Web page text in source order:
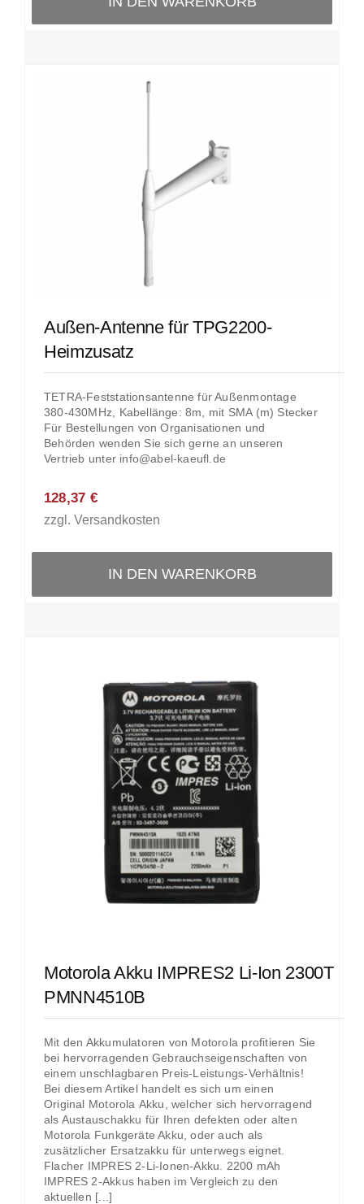
Außen-Antenne für TPG2200-
Heimzusatz
TETRA-Feststationsantenne für Außenmontage
380-430MHz, Kabellänge: 8m, mit SMA (m) Stecker
Für Bestellungen von Organisationen und
Behörden wenden Sie sich gerne an unseren
Vertrieb unter info@abel-kaeufl.de
128,37 €
zzgl. Versandkosten
IN DEN WARENKORB
Motorola Akku IMPRES2 Li-Ion 2300T
PMNN4510B
Mit den Akkumulatoren von Motorola profitieren Sie
bei hervorragenden Gebrauchseigenschaften von
einem unschlagbaren Preis-Leistungs-Verhältnis!
Bei diesem Artikel handelt es sich um einen
Original Motorola Akku, welcher sich hervorragend
als Austauschakku für Ihren defekten oder alten
Motorola Funkgeräte Akku, oder auch als
zusätzlicher Ersatzakku für unterwegs eignet.
Flacher IMPRES 2-Li-Ionen-Akku. 2200 mAh
IMPRES 2-Akkus haben im Vergleich zu den
aktuellen [...]